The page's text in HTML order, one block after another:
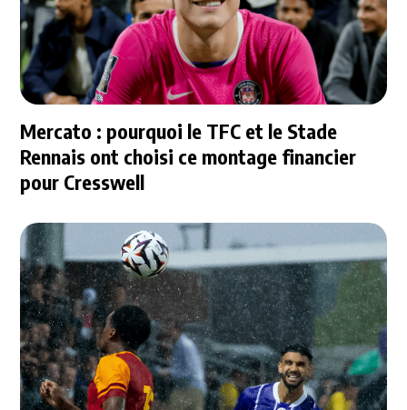
Mercato : pourquoi le TFC et le Stade
Rennais ont choisi ce montage financier
pour Cresswell